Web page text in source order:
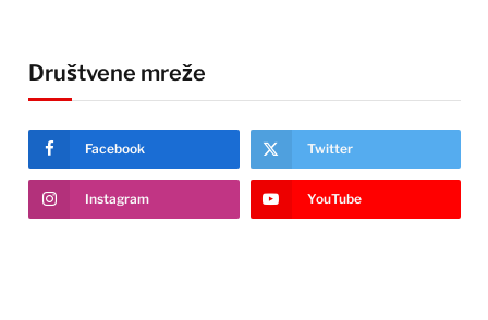
Društvene mreže
Facebook Twitter
Instagram YouTube